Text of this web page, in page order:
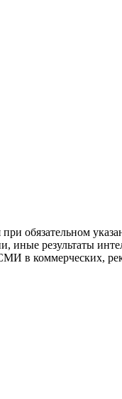
обязательном
иные результаты
в коммерческих,